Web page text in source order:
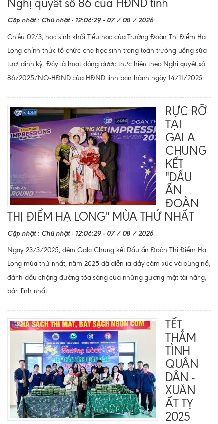
Nghị quyết số 86 của HĐND tỉnh
Cập nhật : Chủ nhật - 12:06:29 - 07 / 08 / 2026
Chiều 02/3, học sinh khối Tiểu học của Trường Đoàn Thị Điểm Hạ
Long chính thức tổ chức cho học sinh trong toàn trường uống sữa
tươi định kỳ. Đây là hoạt động được thực hiện theo Nghị quyết số
86/2025/NQ-HĐND của HĐND tỉnh ban hành ngày 14/11/2025.
RỰC RỠ
TẠI
GALA
CHUNG
KẾT
"DẤU
ẤN
ĐOÀN
THỊ ĐIỂM HẠ LONG" MÙA THỨ NHẤT
Cập nhật : Chủ nhật - 12:06:29 - 07 / 08 / 2026
Ngày 23/3/2025, đêm Gala Chung kết Dấu ấn Đoàn Thị Điểm Hạ
Long mùa thứ nhất, năm 2025 đã diễn ra đầy cảm xúc và bùng nổ,
đánh dấu chặng đường tỏa sáng của những gương mặt tài năng,
bản lĩnh nhất.
TẾT
THẮM
TÌNH
QUÂN
DÂN -
XUÂN
ẤT TỴ
2025